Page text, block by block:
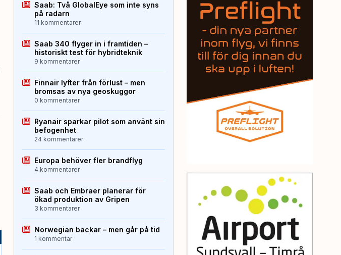
Saab: Två GlobalEye som inte syns
på radarn
11 kommentarer
Saab 340 flyger in i framtiden –
historiskt test för hybridteknik
9 kommentarer
Finnair lyfter från förlust – men
bromsas av nya geoskuggor
0 kommentarer
Ryanair sparkar pilot som använt sin
befogenhet
24 kommentarer
Europa behöver fler brandflyg
4 kommentarer
Saab och Embraer planerar för
ökad produktion av Gripen
3 kommentarer
Norwegian backar – men går på tid
1 kommentar